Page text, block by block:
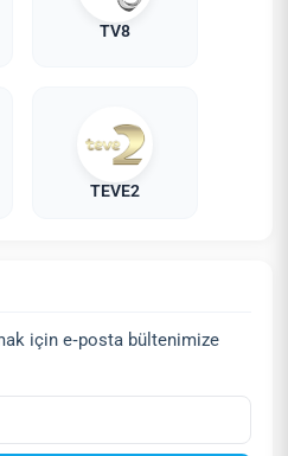
TV8
TEVE2
için e‑posta bültenimize